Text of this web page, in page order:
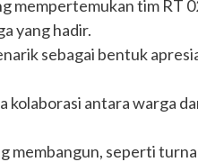
mempertemukan tim RT
yang hadir.
sebagai bentuk
kolaborasi antara warga
seperti